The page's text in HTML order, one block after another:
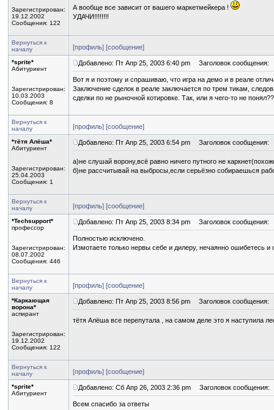
Зарегистрирован:
19.12.2002
Сообщения: 122
А вообще все зависит от вашего маркетмейкера !
УДАЧИ!!!!!!!!
Вернуться к
началу
[профиль] [сообщение]
*sprite*
Абитуриент
Зарегистрирован:
10.03.2003
Сообщения: 8
Добавлено: Пт Апр 25, 2003 6:40 pm Заголовок сообщения:
Вот я и поэтому и спрашиваю, что игра на демо и в реале
Заключение сделок в реале заключается по трем тикам,
сделки по не рыночной котировке. Так, или я чего-то не
Вернуться к
началу
[профиль] [сообщение]
*тётя Алёша*
Абитуриент
Зарегистрирован:
25.04.2003
Сообщения: 1
Добавлено: Пт Апр 25, 2003 6:54 pm Заголовок сообщения:
а)не слушай ворону,всё равно ничего путного не
б)не рассчитывай на выбросы,если серьёзно собираешься
Вернуться к
началу
[профиль] [сообщение]
*Techsupport*
профессор
Зарегистрирован:
08.07.2002
Сообщения: 446
Добавлено: Пт Апр 25, 2003 8:34 pm Заголовок сообщения:
Полностью исключено.
Измотаете только нервы себе и дилеру, нечаянно ошибетесь и
Вернуться к
началу
[профиль] [сообщение]
*Каркающая
ворона*
аспирант
Зарегистрирован:
19.12.2002
Сообщения: 122
Добавлено: Пт Апр 25, 2003 8:56 pm Заголовок сообщения:
тётя Алёша все перепутала , на самом деле это я наступила
Вернуться к
началу
[профиль] [сообщение]
*sprite*
Абитуриент
Добавлено: Сб Апр 26, 2003 2:36 pm Заголовок сообщения:
Всем спасибо за ответы